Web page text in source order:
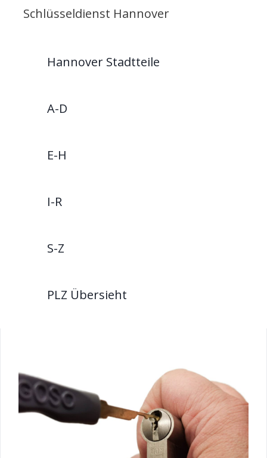
Schlüsseldienst Hannover
Hannover Stadtteile
A-D
E-H
I-R
S-Z
PLZ Übersieht